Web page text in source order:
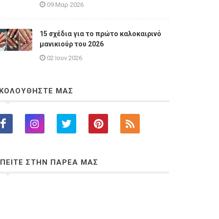
09 Μαρ 2026
15 σχέδια για το πρώτο καλοκαιρινό
μανικιούρ του 2026
02 Ιουν 2026
ΜΑΣ
ΣΤΗΝ ΠΑΡΕΑ ΜΑΣ